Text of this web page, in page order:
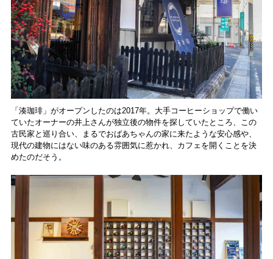
「湊珈琲」がオープンしたのは2017年。大手コーヒーショップで働い
ていたオーナーの井上さんが独立後の物件を探していたところ、この
古民家と巡り合い、まるでおばあちゃんの家に来たような安心感や、
現代の建物にはない味のある雰囲気に惹かれ、カフェを開くことを決
めたのだそう。